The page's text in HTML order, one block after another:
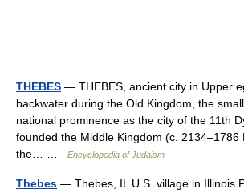
THEBES — THEBES, ancient city in Upper
backwater during the Old Kingdom, the
national prominence as the city of the 11th
founded the Middle Kingdom (c. 2134–1786
the… …
Encyclopedia of Judaism
Thebes — Thebes, IL U.S. village in Illinois